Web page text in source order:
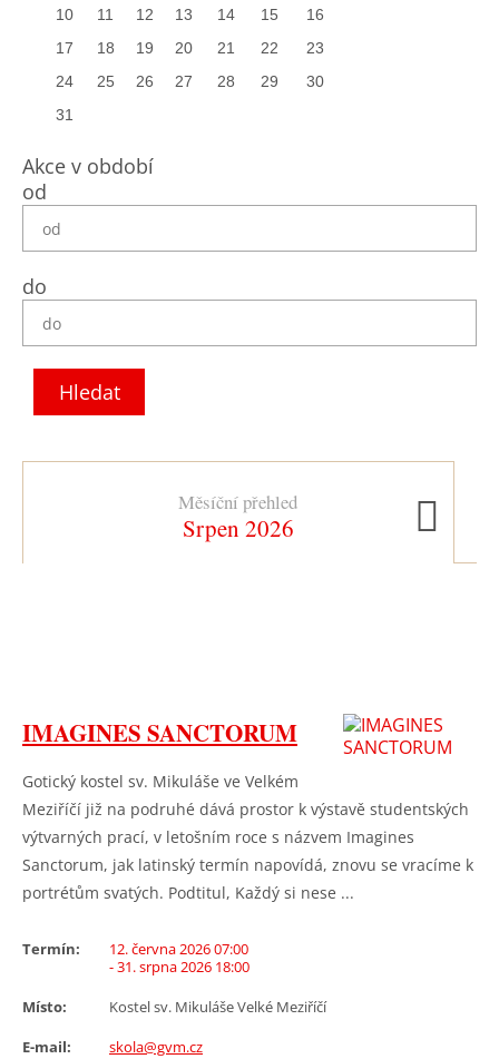
10
11 12 13 14 15
16
17
18 19 20 21 22
23
24
25 26 27 28 29
30
31
Akce v období
od
do
Hledat
Měsíční přehled
Srpen 2026
IMAGINES SANCTORUM
Gotický kostel sv. Mikuláše ve Velkém
Meziříčí již na podruhé dává prostor k výstavě studentských
výtvarných prací, v letošním roce s názvem Imagines
Sanctorum, jak latinský termín napovídá, znovu se vracíme k
portrétům svatých. Podtitul, Každý si nese ...
Termín:
12. června 2026 07:00
- 31. srpna 2026 18:00
Místo:
Kostel sv. Mikuláše Velké Meziříčí
E-mail:
skola@gvm.cz